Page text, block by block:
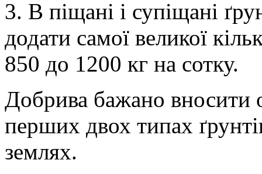
3. В піщані і супіщані
додати самої великої
850 до 1200 кг на сотку.
Добрива бажано вносити
перших двох типах
землях.